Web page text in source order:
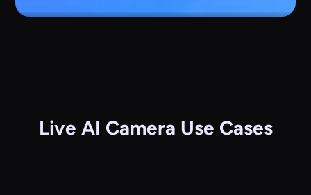
Live AI Camera Use Cases